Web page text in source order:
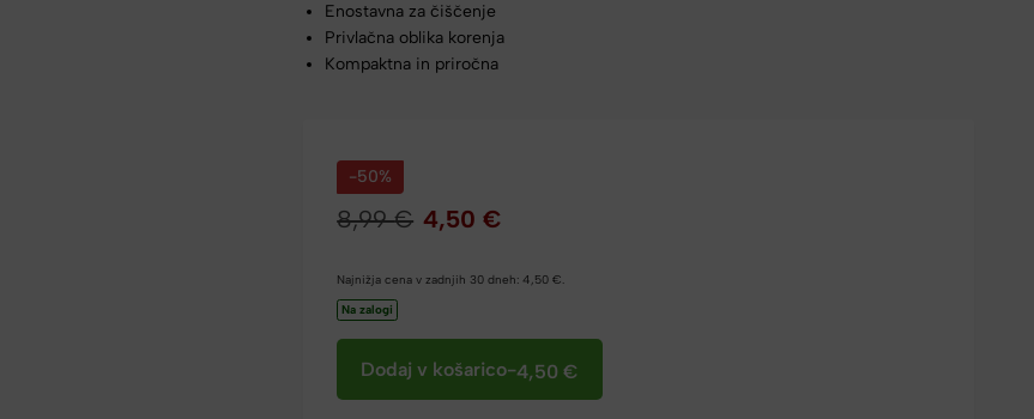
Enostavna za čiščenje
Privlačna oblika korenja
Kompaktna in priročna
-50%
8,99€ 4,50€
Najnižja cena v zadnjih 30 dneh:4,50€.
Na zalogi
Dodaj v košarico-4,50€